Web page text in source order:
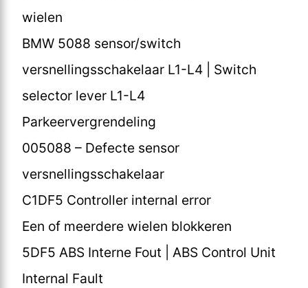
wielen
BMW 5088 sensor/switch
versnellingsschakelaar L1-L4 | Switch
selector lever L1-L4
Parkeervergrendeling
005088 – Defecte sensor
versnellingsschakelaar
C1DF5 Controller internal error
Een of meerdere wielen blokkeren
5DF5 ABS Interne Fout | ABS Control Unit
Internal Fault